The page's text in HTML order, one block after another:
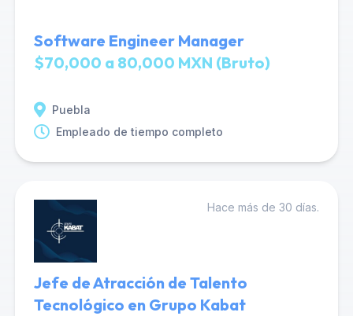
Software Engineer Manager
$70,000 a 80,000 MXN (Bruto)
Puebla
Empleado de tiempo completo
Hace más de 30 días.
Jefe de Atracción de Talento
Tecnológico en Grupo Kabat